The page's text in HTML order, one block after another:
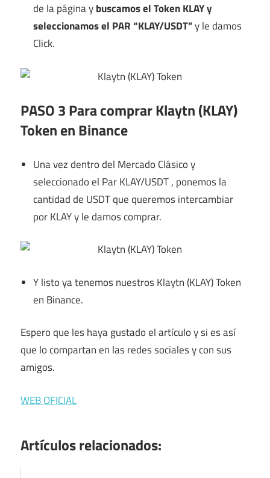
de la página ybuscamos el Token KLAY y
seleccionamos el PAR “KLAY/USDT”y le damos
Click.
PASO 3 Para comprar Klaytn (KLAY)
Token en Binance
Una vez dentro del Mercado Clásico y
seleccionado el Par KLAY/USDT , ponemos la
cantidad de USDT que queremos intercambiar
por KLAY y le damos comprar.
Y listo ya tenemos nuestros Klaytn (KLAY) Token
en Binance.
Espero que les haya gustado el artículo y si es así
que lo compartan en las redes sociales y con sus
amigos.
WEB OFICIAL
Artículos relacionados: